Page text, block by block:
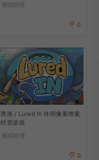
模拟经营
0
诱渔 / Lured In 休闲像素增量
经营游戏
模拟经营
0